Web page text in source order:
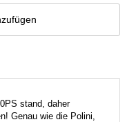
stand, daher
Genau wie die Polini,